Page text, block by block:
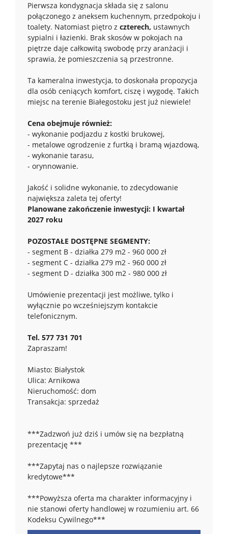
Pierwsza kondygnacja składa się z salonu
połączonego z aneksem kuchennym, przedpokoju i
toalety. Natomiast piętro z czterech, ustawnych
sypialni i łazienki. Brak skosów w pokojach na
piętrze daje całkowitą swobodę przy aranżacji i
sprawia, że pomieszczenia są przestronne.
Ta kameralna inwestycja, to doskonała propozycja
dla osób ceniących komfort, ciszę i wygodę. Takich
miejsc na terenie Białegostoku jest już niewiele!
Cena obejmuje również:
- wykonanie podjazdu z kostki brukowej,
- metalowe ogrodzenie z furtką i bramą wjazdową,
- wykonanie tarasu,
- orynnowanie.
Jakość i solidne wykonanie, to zdecydowanie
największa zaleta tej oferty!
Planowane zakończenie inwestycji: I kwartał
2027 roku
POZOSTAŁE DOSTĘPNE SEGMENTY:
- segment B - działka 279 m2 - 960 000 zł
- segment C - działka 279 m2 - 960 000 zł
- segment D - działka 300 m2 - 980 000 zł
Umówienie prezentacji jest możliwe, tylko i
wyłącznie po wcześniejszym kontakcie
telefonicznym.
Tel. 577 731 701
Zapraszam!
Miasto: Białystok
Ulica: Arnikowa
Nieruchomość: dom
Transakcja: sprzedaż
***Zadzwoń już dziś i umów się na bezpłatną
prezentację ***
***Zapytaj nas o najlepsze rozwiązanie
kredytowe***
***Powyższa oferta ma charakter informacyjny i
nie stanowi oferty handlowej w rozumieniu art. 66
Kodeksu Cywilnego***